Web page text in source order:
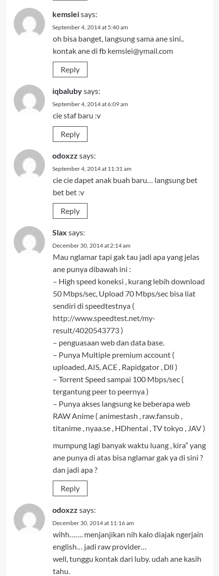
kemsleisays:
September 4, 2014 at 5:40 am
oh bisa banget, langsung sama ane sini..
kontak ane di fb kemslei@ymail.com
Reply
iqbalubysays:
September 4, 2014 at 6:09 am
cie staf baru :v
Reply
odoxzz says:
September 4, 2014 at 11:31 am
cie cie dapet anak buah baru… langsung bet
bet bet :v
Reply
Slax says:
December 30, 2014 at 2:14 am
Mau nglamar tapi gak tau jadi apa yang jelas
ane punya dibawah ini :
– High speed koneksi , kurang lebih download
50 Mbps/sec, Upload 70 Mbps/sec bisa liat
sendiri di speedtestnya (
http://www.speedtest.net/my-
result/4020543773)
– penguasaan web dan data base.
– Punya Multiple premium account (
uploaded, AIS, ACE , Rapidgator , Dll )
– Torrent Speed sampai 100 Mbps/sec (
tergantung peer to peernya )
– Punya akses langsung ke beberapa web
RAW Anime ( animestash , raw.fansub ,
titanime , nyaa.se , HDhentai , TV tokyo , JAV )
mumpung lagi banyak waktu luang , kira” yang
ane punya di atas bisa nglamar gak ya di sini ?
dan jadi apa ?
Reply
odoxzz says:
December 30, 2014 at 11:16 am
wihh……. menjanjikan nih kalo diajak ngerjain
english… jadi raw provider…
well, tunggu kontak dari luby. udah ane kasih
tahu.